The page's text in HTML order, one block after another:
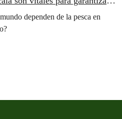
dependen de la pesca en